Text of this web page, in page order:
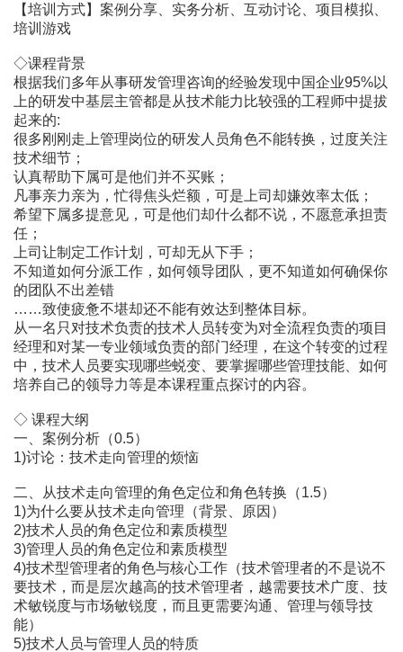
【培训方式】案例分享、实务分析、互动讨论、项目模拟、
培训游戏
◇课程背景
根据我们多年从事研发管理咨询的经验发现中国企业95%以
上的研发中基层主管都是从技术能力比较强的工程师中提拔
起来的:
很多刚刚走上管理岗位的研发人员角色不能转换，过度关注
技术细节；
认真帮助下属可是他们并不买账；
凡事亲力亲为，忙得焦头烂额，可是上司却嫌效率太低；
希望下属多提意见，可是他们却什么都不说，不愿意承担责
任；
上司让制定工作计划，可却无从下手；
不知道如何分派工作，如何领导团队，更不知道如何确保你
的团队不出差错
……致使疲惫不堪却还不能有效达到整体目标。
从一名只对技术负责的技术人员转变为对全流程负责的项目
经理和对某一专业领域负责的部门经理，在这个转变的过程
中，技术人员要实现哪些蜕变、要掌握哪些管理技能、如何
培养自己的领导力等是本课程重点探讨的内容。
◇ 课程大纲
一、案例分析（0.5）
1)讨论：技术走向管理的烦恼
二、从技术走向管理的角色定位和角色转换（1.5）
1)为什么要从技术走向管理（背景、原因）
2)技术人员的角色定位和素质模型
3)管理人员的角色定位和素质模型
4)技术型管理者的角色与核心工作（技术管理者的不是说不
要技术，而是层次越高的技术管理者，越需要技术广度、技
术敏锐度与市场敏锐度，而且更需要沟通、管理与领导技
能）
5)技术人员与管理人员的特质